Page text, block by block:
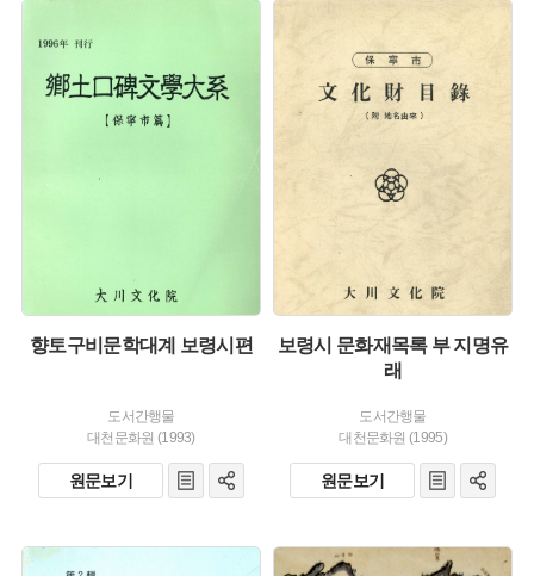
유형 :
발행 :
향토구비문학대계 보령시편
도서간행물
대천문화원 (1993)
원문보기
발행 :
생산 :
보령시 문화재목록 부 지명유
래
도서간행물
대천문화원 (1995)
원문보기